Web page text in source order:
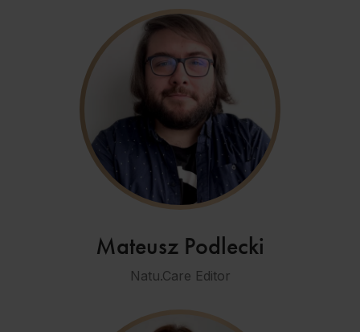
Mateusz Podlecki
Natu.Care Editor